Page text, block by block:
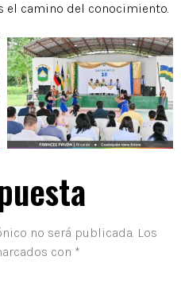
el camino del conocimiento.
no será publicada. Los
con *